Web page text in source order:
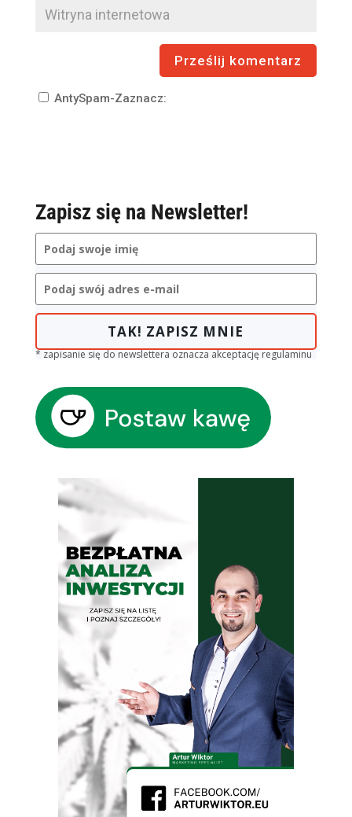
AntySpam-Zaznacz:
Zapisz się na Newsletter!
TAK! ZAPISZ MNIE
* zapisanie się do newslettera oznacza akceptację regulaminu